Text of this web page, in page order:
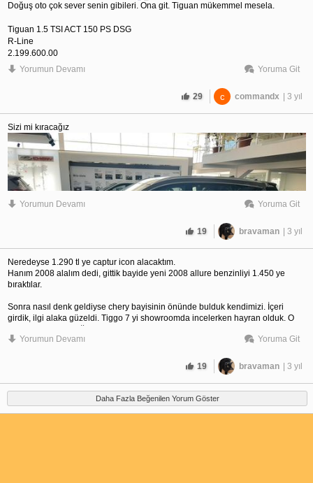
Doğuş oto çok sever senin gibileri. Ona git. Tiguan mükemmel mesela.
Tiguan 1.5 TSI ACT 150 PS DSG
R-Line
2.199.600,00
Yorumun Devamı
Yoruma Git
29 c commandx | 3 yıl
Sizi mi kıracağız
Yorumun Devamı Yoruma Git
19 bravaman | 3 yıl
Neredeyse 1.290 tl ye captur icon alacaktım.
Hanım 2008 alalım dedi, gittik bayide yeni 2008 allure benzinliyi 1.450 ye
bıraktılar.
Sonra nasıl denk geldiyse chery bayisinin önünde bulduk kendimizi. İçeri
girdik, ilgi alaka güzeldi. Tiggo 7 yi showroomda incelerken hayran olduk. O
kadar şaşkınım ki ağzım açık aracı inceliyorum ve elimle her detayını okşarken
buldum kendimi. Test sürüşü yaptık. Budur dedik.
Yorumun Devamı Yoruma Git
19 bravaman | 3 yıl
Daha Fazla Beğenilen Yorum Göster